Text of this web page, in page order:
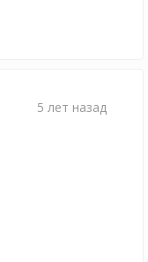
5 лет назад